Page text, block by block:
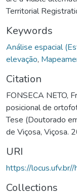
Territorial
Keywords
Análise espacial
elevação,
Citation
FONSECA NETO,
posicional de
Tese (Doutorado
de Viçosa, Viçosa.
URI
https://
Collections